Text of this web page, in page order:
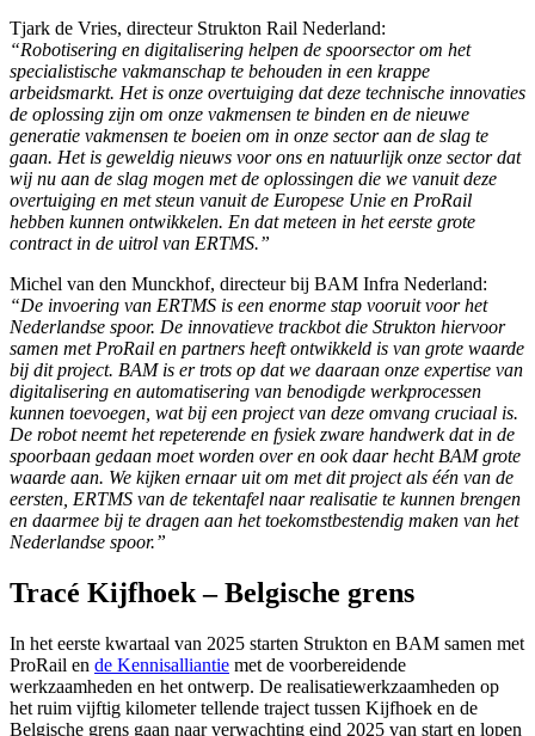
Tjark de Vries, directeur Strukton Rail Nederland:
“Robotisering en digitalisering helpen de spoorsector om het
specialistische vakmanschap te behouden in een krappe
arbeidsmarkt. Het is onze overtuiging dat deze technische innovaties
de oplossing zijn om onze vakmensen te binden en de nieuwe
generatie vakmensen te boeien om in onze sector aan de slag te
gaan. Het is geweldig nieuws voor ons en natuurlijk onze sector dat
wij nu aan de slag mogen met de oplossingen die we vanuit deze
overtuiging en met steun vanuit de Europese Unie en ProRail
hebben kunnen ontwikkelen. En dat meteen in het eerste grote
contract in de uitrol van ERTMS.”
Michel van den Munckhof, directeur bij BAM Infra Nederland:
“De invoering van ERTMS is een enorme stap vooruit voor het
Nederlandse spoor. De innovatieve trackbot die Strukton hiervoor
samen met ProRail en partners heeft ontwikkeld is van grote waarde
bij dit project. BAM is er trots op dat we daaraan onze expertise van
digitalisering en automatisering van benodigde werkprocessen
kunnen toevoegen, wat bij een project van deze omvang cruciaal is.
De robot neemt het repeterende en fysiek zware handwerk dat in de
spoorbaan gedaan moet worden over en ook daar hecht BAM grote
waarde aan. We kijken ernaar uit om met dit project als één van de
eersten, ERTMS van de tekentafel naar realisatie te kunnen brengen
en daarmee bij te dragen aan het toekomstbestendig maken van het
Nederlandse spoor.”
Tracé Kijfhoek – Belgische grens
In het eerste kwartaal van 2025 starten Strukton en BAM samen met
ProRail en de Kennisalliantie met de voorbereidende
werkzaamheden en het ontwerp. De realisatiewerkzaamheden op
het ruim vijftig kilometer tellende traject tussen Kijfhoek en de
Belgische grens gaan naar verwachting eind 2025 van start en lopen